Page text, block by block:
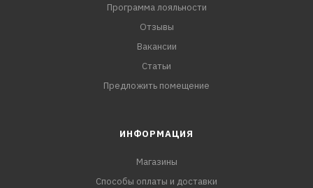
Программа лояльности
Отзывы
Вакансии
Статьи
Предложить помещение
ИНФОРМАЦИЯ
Магазины
Способы оплаты и доставки